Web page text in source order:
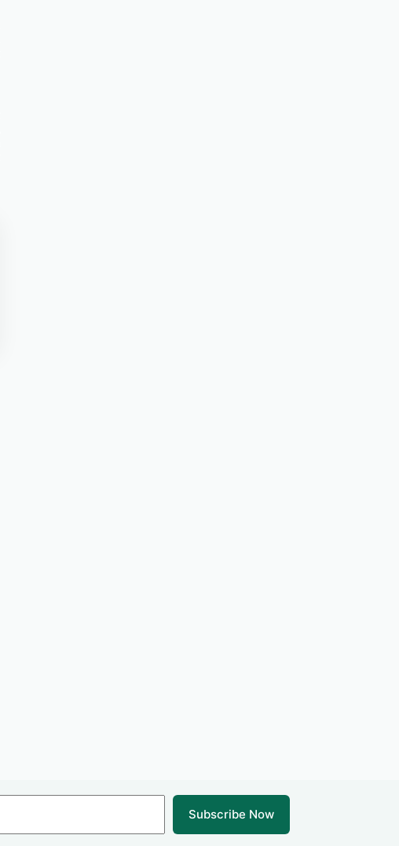
Subscribe Now